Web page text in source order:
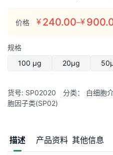
价格 ¥ 240.00–¥
价
范
围：
至
¥900.00
规格
100 μg
20μg
货号: SP02020 分类： 白细胞
胞因子类(SP02)
描述 产品资料 其他信息